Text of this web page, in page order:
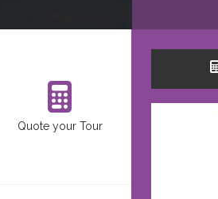
Quote your Tour